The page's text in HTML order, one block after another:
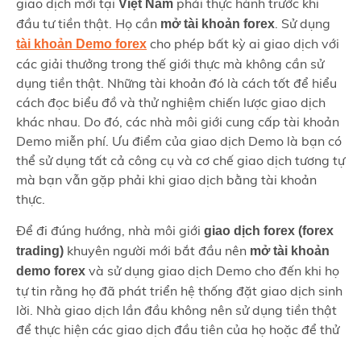
giao dịch mới tại Việt Nam phải thực hành trước khi
đầu tư tiền thật. Họ cần mở tài khoản forex. Sử dụng
tài khoản Demo forex cho phép bất kỳ ai giao dịch với
các giải thưởng trong thế giới thực mà không cần sử
dụng tiền thật. Những tài khoản đó là cách tốt để hiểu
cách đọc biểu đồ và thử nghiệm chiến lược giao dịch
khác nhau. Do đó, các nhà môi giới cung cấp tài khoản
Demo miễn phí. Ưu điểm của giao dịch Demo là bạn có
thể sử dụng tất cả công cụ và cơ chế giao dịch tương tự
mà bạn vẫn gặp phải khi giao dịch bằng tài khoản
thực.
Để đi đúng hướng, nhà môi giới giao dịch forex (forex
trading) khuyên người mới bắt đầu nên mở tài khoản
demo forex và sử dụng giao dịch Demo cho đến khi họ
tự tin rằng họ đã phát triển hệ thống đặt giao dịch sinh
lời. Nhà giao dịch lần đầu không nên sử dụng tiền thật
để thực hiện các giao dịch đầu tiên của họ hoặc để thử